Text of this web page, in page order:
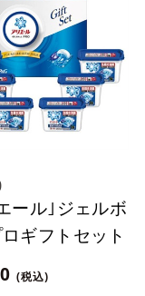
ール｣ジェルボ
ギフトセット
(税込)